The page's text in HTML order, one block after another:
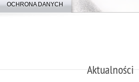
OCHRONA DANYCH
Aktualności